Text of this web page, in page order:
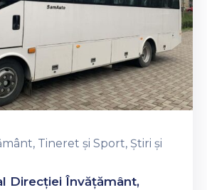
Tineret și Sport‚ Știri și
Direcției Învățământ,